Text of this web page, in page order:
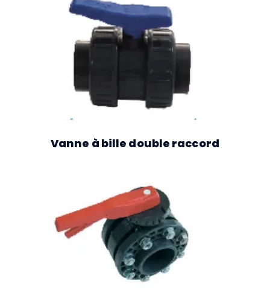
Vanne à bille double raccord